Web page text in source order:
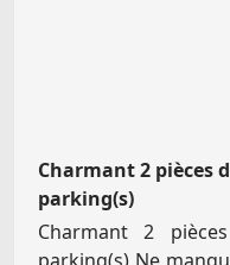
Charmant 2 pièces
parking(s)
Charmant 2